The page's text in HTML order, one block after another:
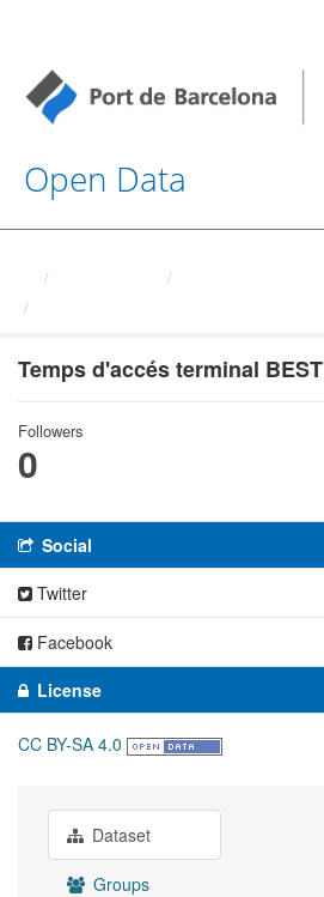
Open Data
Temps d'accés terminal BEST
Followers
0
Social
Twitter
Facebook
License
CC BY-SA 4.0
Dataset
Groups